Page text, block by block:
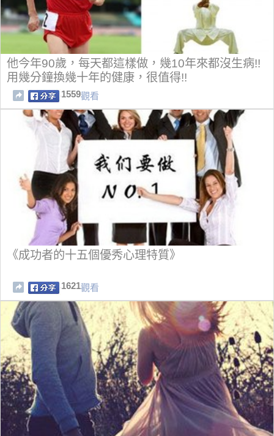
他今年90歲，每天都這樣做，幾10年來都沒生病!!
用幾分鐘換幾十年的健康，很值得!!
1559觀看
《成功者的十五個優秀心理特質》
1621觀看